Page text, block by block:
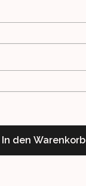
In den Warenkorb